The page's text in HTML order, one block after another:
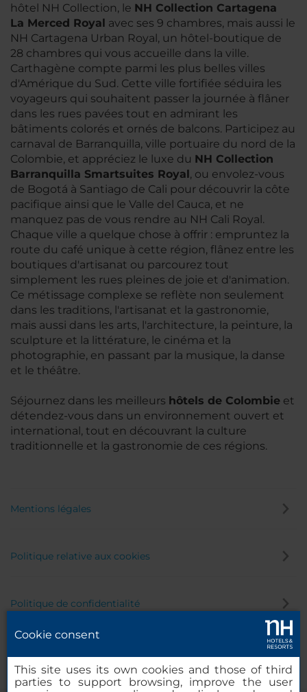
hôtel NH Collection, le NH Collection Cartagena
La Merced Royal avec ses 9 chambres, mais aussi le
NH Cartagena Urban Royal, un hôtel-boutique de
28 chambres qui vous accueille dans la ville.
Carthagène compte parmi les plus belles villes
d'Amérique du Sud. Cette ville fortifiée séduira les
voyageurs qui souhaitent passer la journée à flâner
dans les rues pavées tout en admirant les
bâtiments colorés et ornés de balcons. Participez au
carnaval de Barranquilla, ville portuaire du nord de la
Colombie, et appréciez le luxe du NH Collection
Barranquilla Smartsuites Royal, ou envolez-vous
de Bogotá à Santiago de Cali pour découvrir la côte
pacifique ainsi que le Valle del Cauca, et ne
manquez pas de vous rendre au NH Cali Royal.
Chaque ville a quelque chose à offrir : empruntez la
route du café unique à cette région, flânez entre les
boutiques d'artisanat ou parcourez tout
simplement les rues pleines de joie et d'animation.
Ce métissage complexe se reflète non seulement
dans les traditions, l'artisanat et la gastronomie,
mais aussi dans les arts, l'architecture, la peinture, la
sculpture et la littérature, le cinéma et la
photographie, en passant par la musique, la danse
et le théâtre.
Séjournez dans les meilleurs hôtels de Colombie et
détendez-vous dans un environnement ouvert et
international, tout en découvrant la culture
traditionnelle et la gastronomie de ces régions.
Mentions légales
Politique relative aux cookies
Politique de confidentialité
Cookie consent
This site uses its own cookies and those of third
parties to support browsing, improve the user